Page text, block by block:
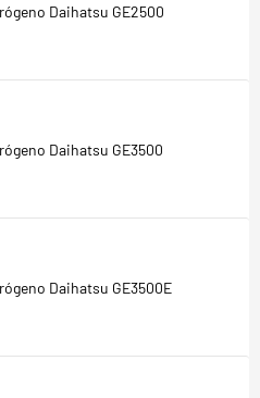
Daihatsu GE2500
Daihatsu GE3500
Daihatsu GE3500E